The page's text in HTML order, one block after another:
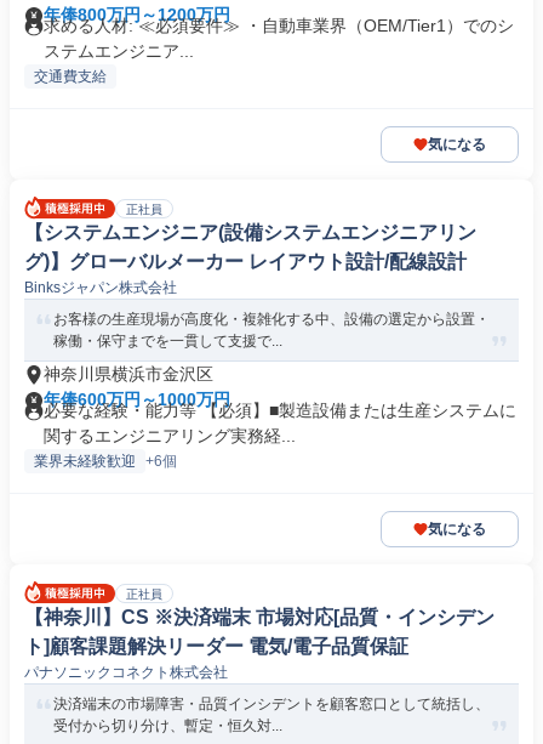
年俸800万円～1200万円
求める人材: ≪必須要件≫ ・自動車業界（OEM/Tier1）でのシ
ステムエンジニア...
交通費支給
気になる
正社員
【システムエンジニア(設備システムエンジニアリン
グ)】グローバルメーカー レイアウト設計/配線設計
Binksジャパン株式会社
お客様の生産現場が高度化・複雑化する中、設備の選定から設置・
稼働・保守までを一貫して支援で...
神奈川県横浜市金沢区
年俸600万円～1000万円
必要な経験・能力等 【必須】■製造設備または生産システムに
関するエンジニアリング実務経...
業界未経験歓迎 +6個
気になる
正社員
【神奈川】CS ※決済端末 市場対応[品質・インシデン
ト]顧客課題解決リーダー 電気/電子品質保証
パナソニックコネクト株式会社
決済端末の市場障害・品質インシデントを顧客窓口として統括し、
受付から切り分け、暫定・恒久対...